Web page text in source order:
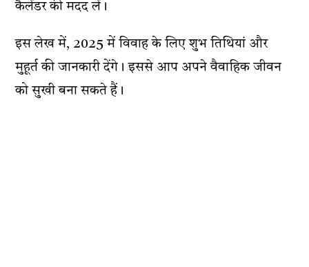
कैलेंडर की मदद लें।
इस लेख में, 2025 में विवाह के लिए शुभ तिथियां और
मुहूर्त की जानकारी देंगे। इससे आप अपने वैवाहिक जीवन
को सुखी बना सकते हैं।